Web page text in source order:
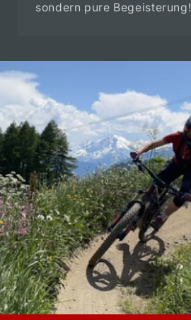
sondern pure Begeisterung!